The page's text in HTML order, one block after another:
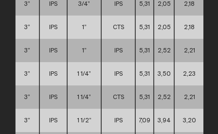
3” IPS 3/4” IPS 5,31 2,05 2,18
3” IPS 1” CTS 5,31 2,05 2,18
3” IPS 1” IPS 5,31 2,52 2,21
3” IPS 1 1/4” IPS 5,31 3,50 2,23
3” IPS 1 1/4” CTS 5,31 2,52 2,21
3” IPS 1 1/2” IPS 7,09 3,94 3,20